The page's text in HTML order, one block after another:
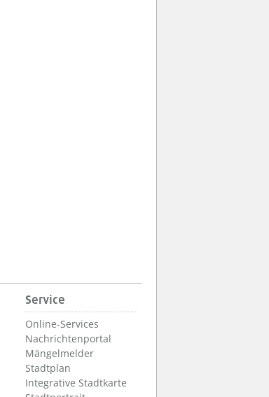
Service
Online-Services
Nachrichtenportal
Mängelmelder
Stadtplan
Integrative Stadtkarte